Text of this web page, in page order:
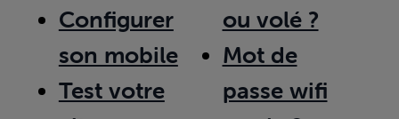
Configurer
son mobile
Test votre
ou volé ?
Mot de
passe wifi